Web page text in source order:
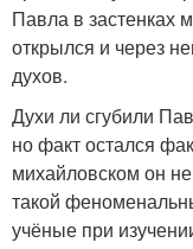
Павла в застенках
открылся и через
духов.
Духи ли сгубили
но факт остался
михайловском он
такой
учёные при